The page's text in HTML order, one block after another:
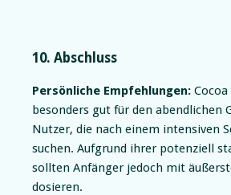
10. Abschluss
Persönliche Empfehlungen:
besonders gut für den abendlichen
Nutzer, die nach einem intensiven
suchen. Aufgrund ihrer potenziell
sollten Anfänger jedoch mit
dosieren.